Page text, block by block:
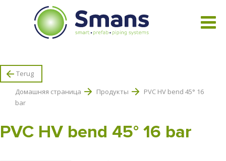
Terug
Домашняя страница
Продукты
PVC HV bend 45° 16
bar
PVC HV bend 45° 16 bar
Смотреть все продукты